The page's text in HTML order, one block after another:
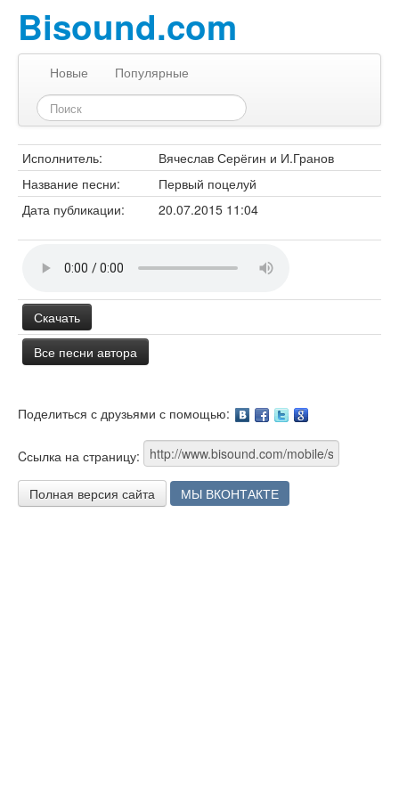
Bisound.com
Новые Популярные
Исполнитель:
Вячеслав Серёгин и И.Гранов
Название песни:
Первый поцелуй
Дата публикации:
20.07.2015 11:04
Скачать
Все песни автора
Поделиться с друзьями с помощью:
Cсылка на страницу:
Полная версия сайта МЫ ВКОНТАКТЕ